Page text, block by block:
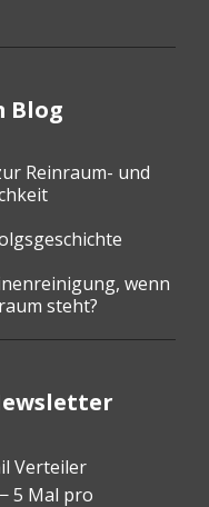
Blog
Reinraum- und
wenn
steht?
Verteiler
5 Mal pro